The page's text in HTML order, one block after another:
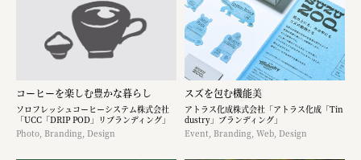
コーヒーを楽しむ豊かな暮らし
ソロフレッシュコーヒーシステム株式会社
「UCC「DRIP POD」リブランディング」
Photo, Branding, Design
スズを包む機能美
アトラス化成株式会社「アトラス化成「Tin
dustry」ブランディング」
Event, Branding, Web, Design